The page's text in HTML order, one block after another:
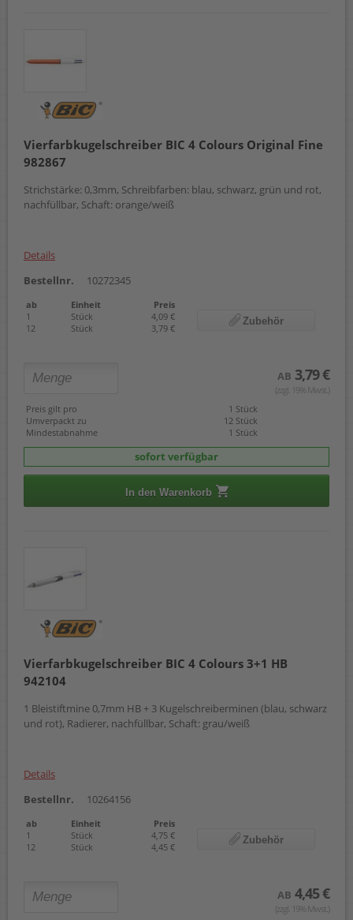
Vierfarbkugelschreiber BIC 4 Colours Original Fine
982867
Strichstärke: 0,3mm, Schreibfarben: blau, schwarz, grün und rot,
nachfüllbar, Schaft: orange/weiß
Details
Bestellnr.
10272345
ab Einheit
Preis
1
Stück
4,09 €
12
Stück 3,79 €
Zubehör
AB 3,79 €
(zzgl. 19% Mwst.)
Preis gilt pro
1 Stück
Umverpackt zu
12 Stück
Mindestabnahme
1 Stück
sofort verfügbar
In den Warenkorb
Vierfarbkugelschreiber BIC 4 Colours 3+1 HB
942104
1 Bleistiftmine 0,7mm HB + 3 Kugelschreiberminen (blau, schwarz
und rot), Radierer, nachfüllbar, Schaft: grau/weiß
Details
Bestellnr.
10264156
ab Einheit
Preis
1
Stück
4,75 €
12
Stück 4,45 €
Zubehör
AB 4,45 €
(zzgl. 19% Mwst.)